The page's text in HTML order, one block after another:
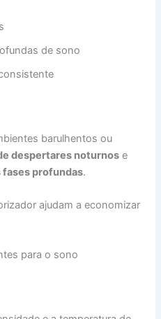
de sono
barulhentos ou
despertares noturnos e
fases profundas.
ajudam a economizar
para o sono